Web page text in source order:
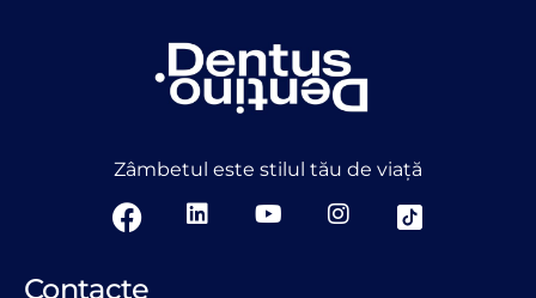
Zâmbetul este stilul tău de viață
Contacte